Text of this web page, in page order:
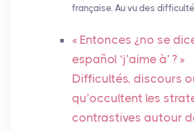
française. Au vu des
« Entonces ¿no se
español ‘j’aime à’ ? »
Difficultés, discours
qu’occultent les
contrastives autour